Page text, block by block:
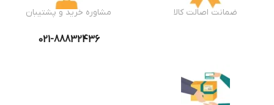
ضمانت اصالت کالا مشاوره خرید و پشتیبان
021-88832436